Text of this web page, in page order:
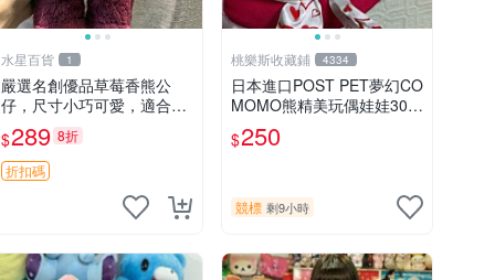
水星百貨 1
嚴選名創優品草莓香熊公
仔，尺寸小巧可愛，適合收
藏賞玩 30cm 玩具 公仔 草
莓熊
$289 8折
折扣碼
桃樂斯收藏鋪 4334
日本進口POST PET夢幻CO
MOMO熊精美玩偶娃娃30c
m
$250
競標 剩9小時